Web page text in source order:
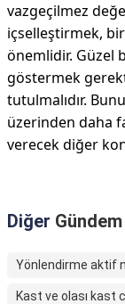
vazgeçilmez
içselleştirmek,
önemlidir. Güzel
göstermek
tutulmalıdır.
üzerinden daha
verecek diğer
Diğer Gündem
Yönlendirme aktif
Kast ve olası kast